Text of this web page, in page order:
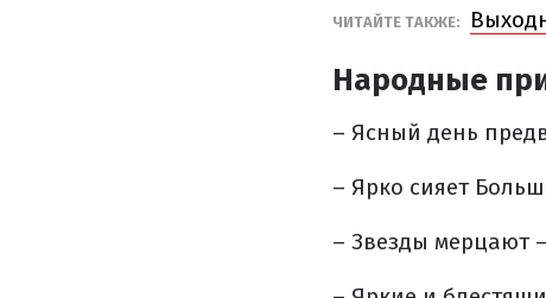
ЧИТАЙТЕ ТАКЖЕ:
Народные
– Ясный день
– Ярко сияет
– Звезды мерцают